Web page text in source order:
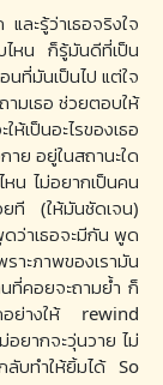
และรู้ว่าเธอจริงใจ
ไหน ก็รู้มันดีที่เป็น
นที่มันเป็นไป แต่ใจ
ามเธอ ช่วยตอบให้
เป็นอะไรของเธอ
าย อยู่ในสถานะใด
หน ไม่อยากเป็นคน
ที (ให้มันชัดเจน)
ดว่าเธอจะมีกัน พูด
าะภาพของเรามัน
ที่คอยจะถามย้ำ ก็
อย่างให้ rewind
อยากจะวุ่นวาย ไม่
ลับทำให้ยิ้มได้ So